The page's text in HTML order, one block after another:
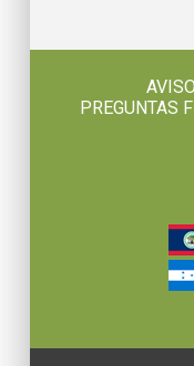
PREGUNTAS